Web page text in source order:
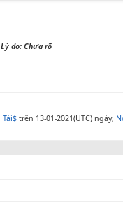
Lý do: Chưa rõ
trên 13-01-2021(UTC) ngày,